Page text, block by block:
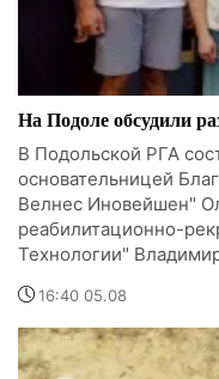
На Подоле обсудили
В Подольской РГА
основательницей
Велнес Иновейшен"
реабилитационно-
Технологии"
16:40 05.08